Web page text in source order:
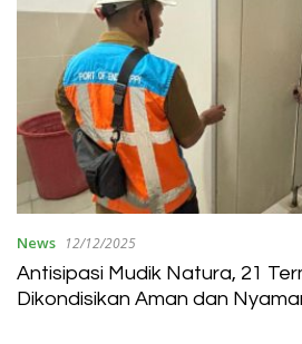
News 12/12/2025
Antisipasi Mudik Natura, 21
Dikondisikan Aman dan